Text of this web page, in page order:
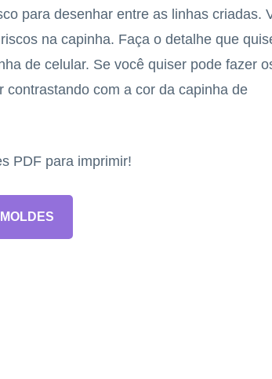
para desenhar entre as linhas criadas.
na capinha. Faça o detalhe que
de celular. Se você quiser pode fazer
com a cor da capinha de
PDF para imprimir!